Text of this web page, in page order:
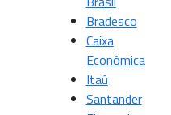
Bradesco
Caixa
Econômica
Itaú
Santander